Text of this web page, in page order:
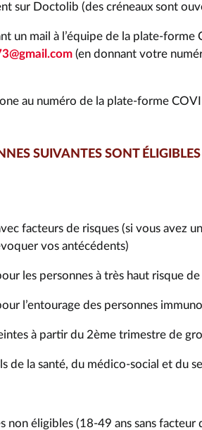
sur Doctolib (des créneaux sont
un mail à l’équipe de la plate-forme
(en donnant votre
au numéro de la plate-forme
SUIVANTES SONT
facteurs de risques (si vous avez
vos antécédents)
les personnes à très haut risque
l’entourage des personnes
à partir du 2ème trimestre de
de la santé, du médico-social et du
non éligibles (18-49 ans sans